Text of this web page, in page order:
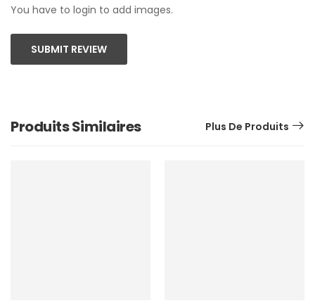
You have to login to add images.
SUBMIT REVIEW
Produits Similaires Plus De Produits